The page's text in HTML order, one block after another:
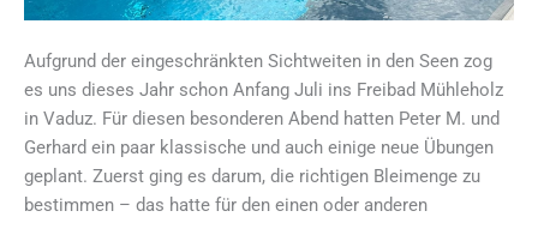
Aufgrund der eingeschränkten Sichtweiten in den Seen zog
es uns dieses Jahr schon Anfang Juli ins Freibad Mühleholz
in Vaduz. Für diesen besonderen Abend hatten Peter M. und
Gerhard ein paar klassische und auch einige neue Übungen
geplant. Zuerst ging es darum, die richtigen Bleimenge zu
bestimmen – das hatte für den einen oder anderen